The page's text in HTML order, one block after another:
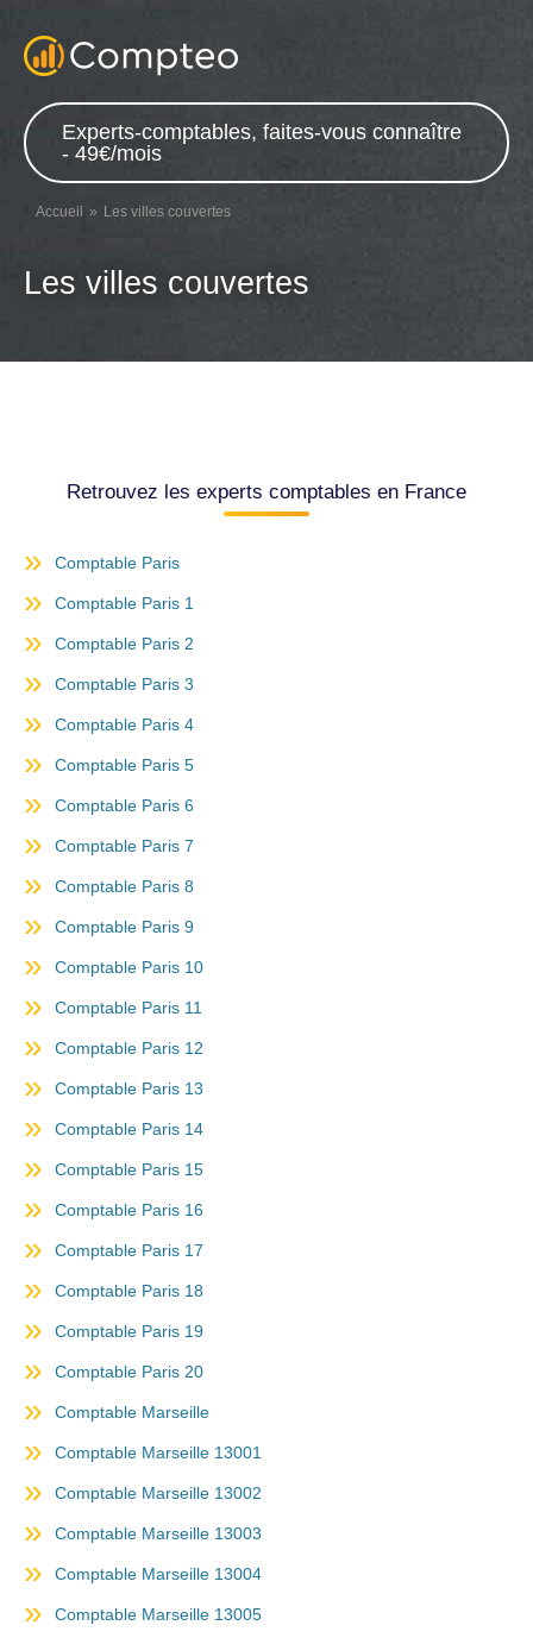
Experts-comptables, faites-vous connaître
- 49€/mois
Accueil Les villes couvertes
Les villes couvertes
Retrouvez les experts comptables en France
Comptable Paris
Comptable Paris 1
Comptable Paris 2
Comptable Paris 3
Comptable Paris 4
Comptable Paris 5
Comptable Paris 6
Comptable Paris 7
Comptable Paris 8
Comptable Paris 9
Comptable Paris 10
Comptable Paris 11
Comptable Paris 12
Comptable Paris 13
Comptable Paris 14
Comptable Paris 15
Comptable Paris 16
Comptable Paris 17
Comptable Paris 18
Comptable Paris 19
Comptable Paris 20
Comptable Marseille
Comptable Marseille 13001
Comptable Marseille 13002
Comptable Marseille 13003
Comptable Marseille 13004
Comptable Marseille 13005